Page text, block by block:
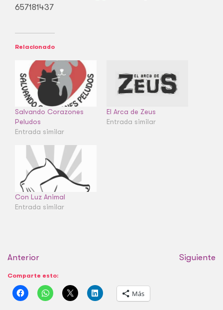
657181437
Relacionado
Salvando Corazones
Peludos
Entrada similar
El Arca de Zeus
Entrada similar
Con Luz Animal
Entrada similar
Anterior Siguiente
Comparte esto:
Más